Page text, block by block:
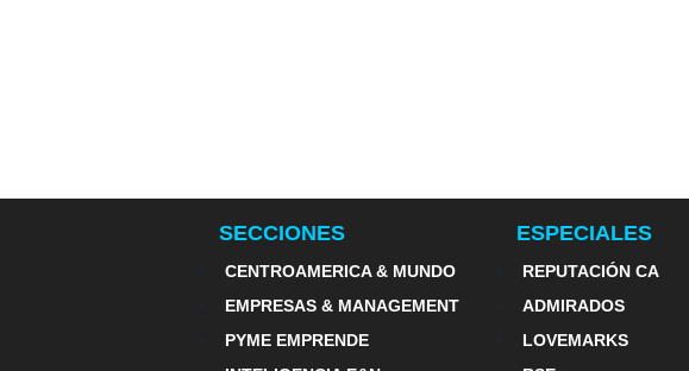
SECCIONES
CENTROAMERICA & MUNDO
EMPRESAS & MANAGEMENT
PYME EMPRENDE
ESPECIALES
REPUTACIÓN CA
ADMIRADOS
LOVEMARKS